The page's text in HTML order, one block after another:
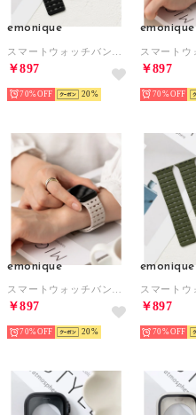
emonique
￥897
70% 20
emonique
￥897
70%
emonique
￥897
70% 20
emonique
￥897
70%